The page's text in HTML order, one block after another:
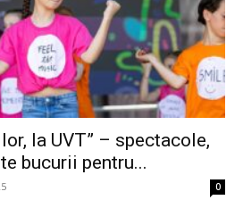
la UVT” – spectacole,
bucurii pentru...
0